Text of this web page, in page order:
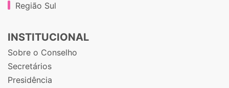
Região Sul
INSTITUCIONAL
Sobre o Conselho
Secretários
Presidência